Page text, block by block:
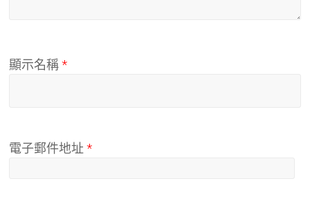
顯示名稱*
電子郵件地址*